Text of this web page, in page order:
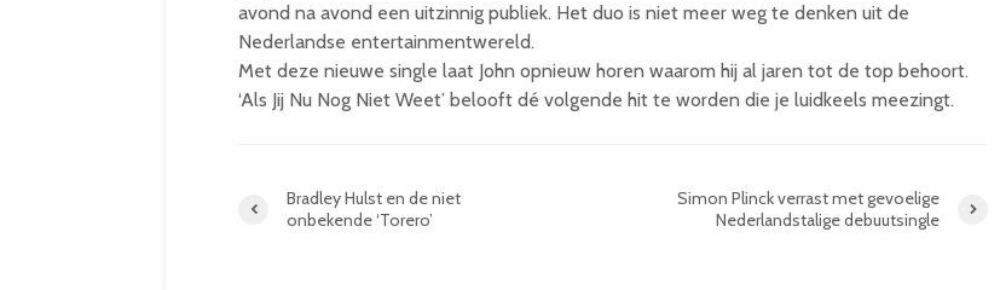
avond na avond een uitzinnig publiek. Het duo is niet meer weg te denken uit de
Nederlandse entertainmentwereld.
Met deze nieuwe single laat John opnieuw horen waarom hij al jaren tot de top behoort.
‘Als Jij Nu Nog Niet Weet’ belooft dé volgende hit te worden die je luidkeels meezingt.
Bradley Hulst en de niet
onbekende ‘Torero’
Simon Plinck verrast met gevoelige
Nederlandstalige debuutsingle